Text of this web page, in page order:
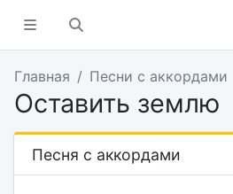
Главная Песни с аккордами
Оставить землю
Песня с аккордами